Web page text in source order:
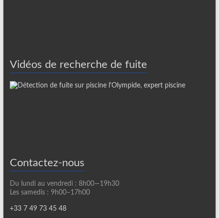
Vidéos de recherche de fuite
Contactez-nous
Du lundi au vendredi : 8h00—19h30
Les samedis : 9h00–17h00
+33 7 49 73 45 48